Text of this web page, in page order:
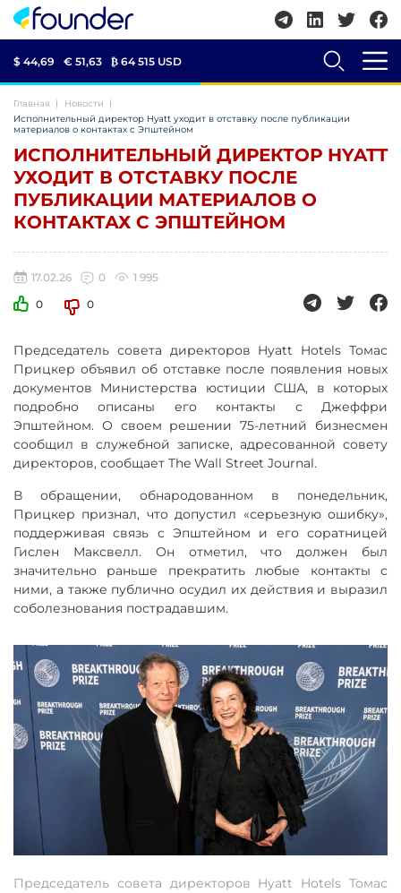
$ 44,69 € 51,63 ₿ 64 515 USD
Главная
Новости
Исполнительный директор Hyatt уходит в отставку после публикации
материалов о контактах с Эпштейном
ИСПОЛНИТЕЛЬНЫЙ ДИРЕКТОР HYATT
УХОДИТ В ОТСТАВКУ ПОСЛЕ
ПУБЛИКАЦИИ МАТЕРИАЛОВ О
КОНТАКТАХ С ЭПШТЕЙНОМ
17.02.26 0
1 995
0
0
Председатель совета директоров Hyatt Hotels Томас
Прицкер объявил об отставке после появления новых
документов Министерства юстиции США, в которых
подробно описаны его контакты с Джеффри
Эпштейном. О своем решении 75-летний бизнесмен
сообщил в служебной записке, адресованной совету
директоров, сообщает The Wall Street Journal.
В обращении, обнародованном в понедельник,
Прицкер признал, что допустил «серьезную ошибку»,
поддерживая связь с Эпштейном и его соратницей
Гислен Максвелл. Он отметил, что должен был
значительно раньше прекратить любые контакты с
ними, а также публично осудил их действия и выразил
соболезнования пострадавшим.
Председатель совета директоров Hyatt Hotels Томас